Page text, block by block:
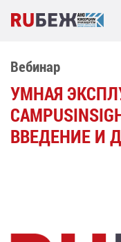
Вебинар
УМНАЯ
ВВЕДЕНИЕ И